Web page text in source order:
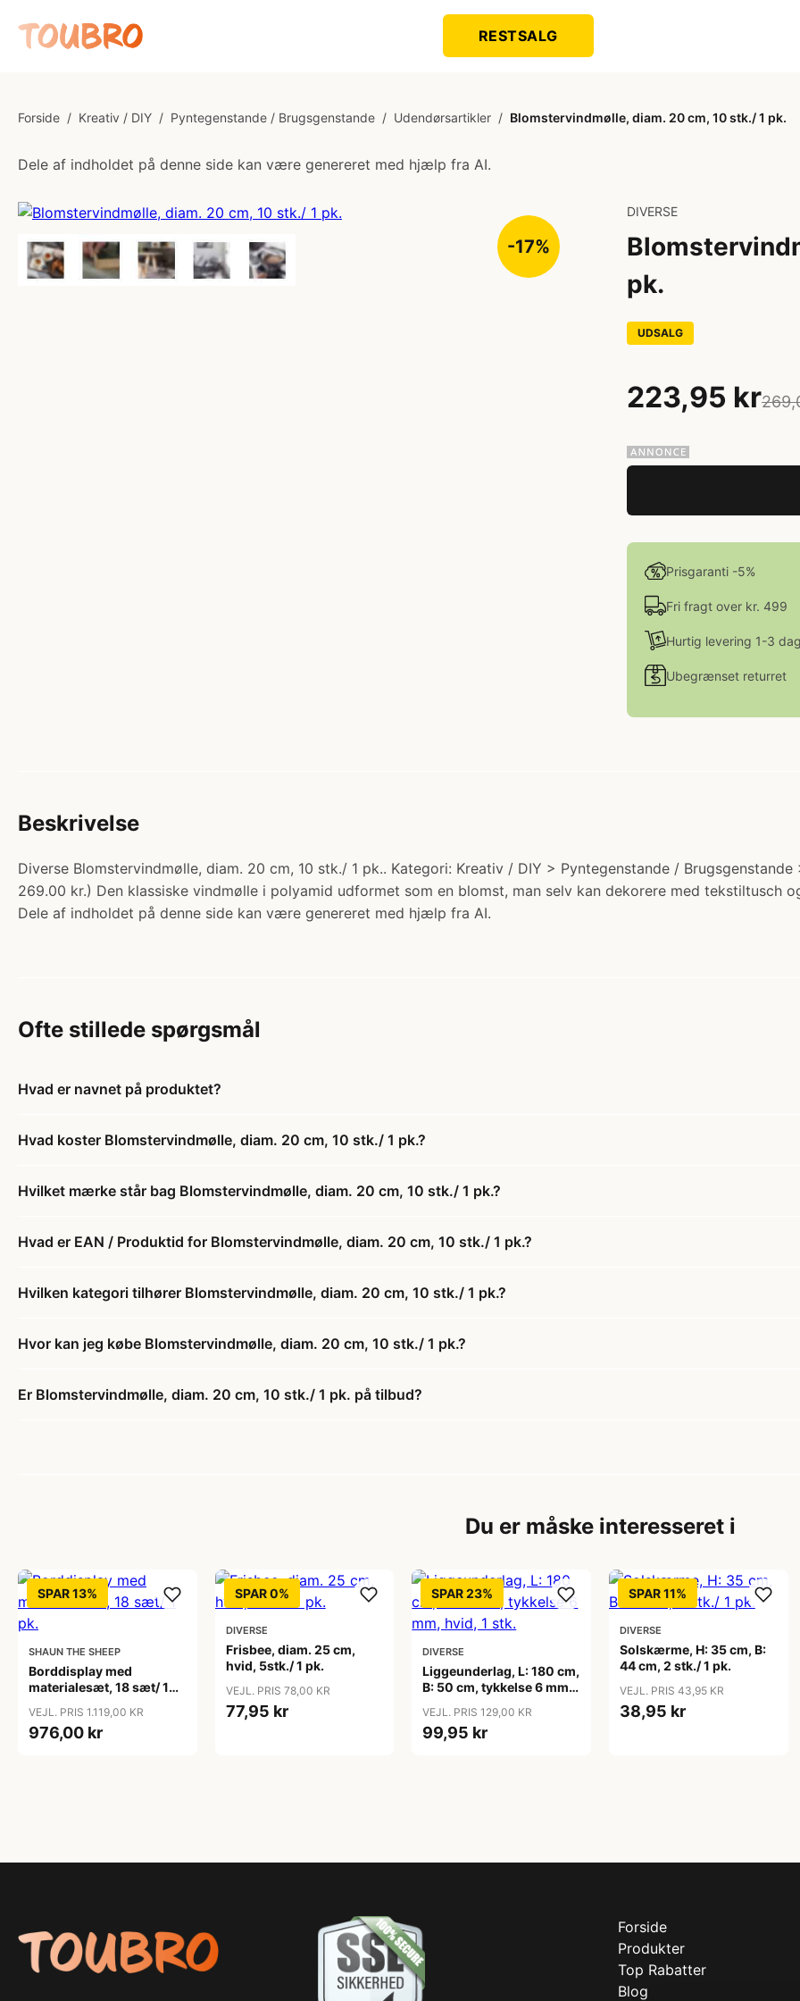
RESTSALG
Forside / Kreativ / DIY / Pyntegenstande / Brugsgenstande / Udendørsartikler / Blomstervindmølle, diam. 20 cm, 10 stk./ 1 pk.
Dele af indholdet på denne side kan være genereret med hjælp fra AI.
-17%
DIVERSE
pk.
UDSALG
223,95 kr
Prisgaranti -5%
Fri fragt over kr. 499
Hurtig levering 1-3
Ubegrænset returret
Beskrivelse
Diverse Blomstervindmølle, diam. 20 cm, 10 stk./ 1 pk.. Kategori: Kreativ / DIY > Pyntegenstande /
269.00 kr.) Den klassiske vindmølle i polyamid udformet som en blomst, man selv kan dekorere med tekstiltusch
Dele af indholdet på denne side kan være genereret med hjælp fra AI.
Ofte stillede spørgsmål
Hvad er navnet på produktet?
Hvad koster Blomstervindmølle, diam. 20 cm, 10 stk./ 1 pk.?
Hvilket mærke står bag Blomstervindmølle, diam. 20 cm, 10 stk./ 1 pk.?
Hvad er EAN / Produktid for Blomstervindmølle, diam. 20 cm, 10 stk./ 1 pk.?
Hvilken kategori tilhører Blomstervindmølle, diam. 20 cm, 10 stk./ 1 pk.?
Hvor kan jeg købe Blomstervindmølle, diam. 20 cm, 10 stk./ 1 pk.?
Er Blomstervindmølle, diam. 20 cm, 10 stk./ 1 pk. på tilbud?
Du er måske interesseret i
SPAR 13%
SHAUN THE SHEEP
Borddisplay med
materialesæt, 18 sæt/ 1
VEJL. PRIS 1.119,00 KR
976,00 kr
SPAR 0%
DIVERSE
Frisbee, diam. 25 cm,
hvid, 5stk./ 1 pk.
VEJL. PRIS 78,00 KR
77,95 kr
SPAR 23%
DIVERSE
Liggeunderlag, L: 180 cm,
B: 50 cm, tykkelse 6 mm,
VEJL. PRIS 129,00 KR
99,95 kr
SPAR 11%
DIVERSE
Solskærme, H: 35 cm, B:
44 cm, 2 stk./ 1 pk.
VEJL. PRIS 43,95 KR
38,95 kr
Forside
Produkter
Top Rabatter
Blog